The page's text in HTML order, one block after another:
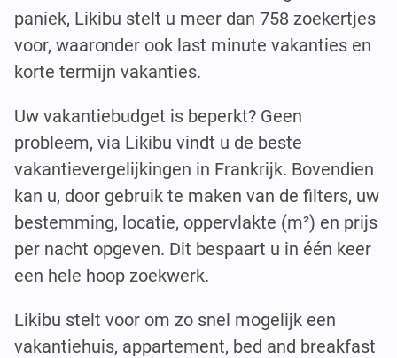
paniek, Likibu stelt u meer dan 758 zoekertjes
voor, waaronder ook last minute vakanties en
korte termijn vakanties.
Uw vakantiebudget is beperkt? Geen
probleem, via Likibu vindt u de beste
vakantievergelijkingen in Frankrijk. Bovendien
kan u, door gebruik te maken van de filters, uw
bestemming, locatie, oppervlakte (m²) en prijs
per nacht opgeven. Dit bespaart u in één keer
een hele hoop zoekwerk.
Likibu stelt voor om zo snel mogelijk een
vakantiehuis, appartement, bed and breakfast